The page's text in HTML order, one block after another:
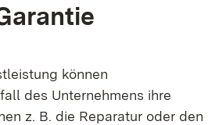
können
des Unternehmens ihre
z. B. die Reparatur oder den